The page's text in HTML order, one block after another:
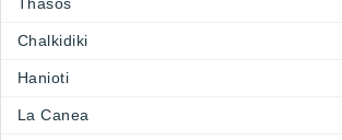
Thasos
Chalkidiki
Hanioti
La Canea